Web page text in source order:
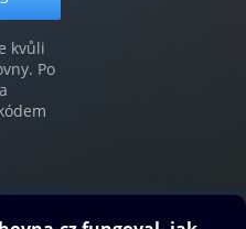
kvůli
Po